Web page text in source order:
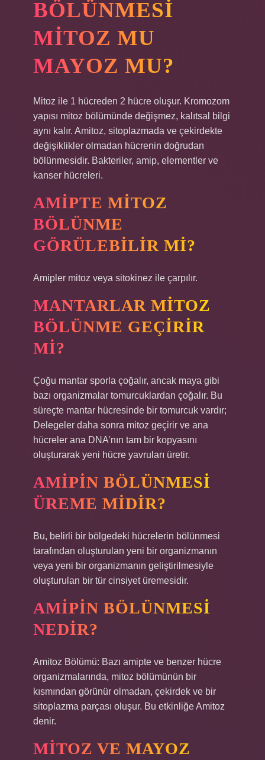
BÖLÜNMESI
MITOZ MU
MAYOZ MU?
Mitoz ile 1 hücreden 2 hücre oluşur. Kromozom
yapısı mitoz bölümünde değişmez, kalıtsal bilgi
aynı kalır. Amitoz, sitoplazmada ve çekirdekte
değişiklikler olmadan hücrenin doğrudan
bölünmesidir. Bakteriler, amip, elementler ve
kanser hücreleri.
AMIPTE MITOZ
BÖLÜNME
GÖRÜLEBILIR MI?
Amipler mitoz veya sitokinez ile çarpılır.
MANTARLAR MITOZ
BÖLÜNME GEÇIRIR
MI?
Çoğu mantar sporla çoğalır, ancak maya gibi
bazı organizmalar tomurcuklardan çoğalır. Bu
süreçte mantar hücresinde bir tomurcuk vardır;
Delegeler daha sonra mitoz geçirir ve ana
hücreler ana DNA’nın tam bir kopyasını
oluşturarak yeni hücre yavruları üretir.
AMIPIN BÖLÜNMESI
ÜREME MIDIR?
Bu, belirli bir bölgedeki hücrelerin bölünmesi
tarafından oluşturulan yeni bir organizmanın
veya yeni bir organizmanın geliştirilmesiyle
oluşturulan bir tür cinsiyet üremesidir.
AMIPIN BÖLÜNMESI
NEDIR?
Amitoz Bölümü: Bazı amipte ve benzer hücre
organizmalarında, mitoz bölümünün bir
kısmından görünür olmadan, çekirdek ve bir
sitoplazma parçası oluşur. Bu etkinliğe Amitoz
denir.
MITOZ VE MAYOZ